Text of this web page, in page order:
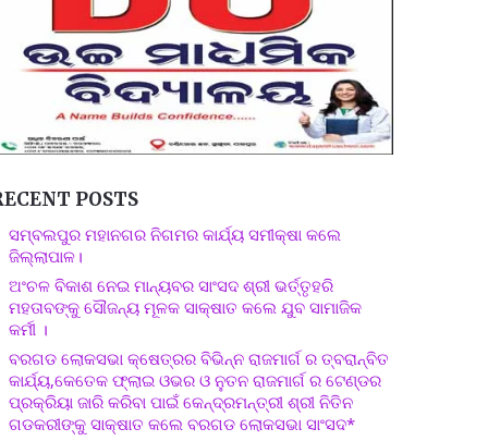
POSTS
ସମ୍ବଲପୁର ମହାନଗର ନିଗମର କାର୍ଯ୍ୟ ସମୀକ୍ଷା କଲେ
ଜିଲ୍ଲାପାଳ।
ଅଂଚଳ ବିକାଶ ନେଇ ମାନ୍ୟବର ସାଂସଦ ଶ୍ରୀ ଭର୍ତ୍ତୃହରି
ମହତାବଙ୍କୁ ସୌଜନ୍ୟ ମୂଳକ ସାକ୍ଷାତ କଲେ ଯୁବ ସାମାଜିକ
କର୍ମୀ ।
ବରଗଡ ଲୋକସଭା କ୍ଷେତ୍ରର ବିଭିନ୍ନ ରାଜମାର୍ଗ ର ତ୍ବରାନ୍ବିତ
କାର୍ଯ୍ୟ,କେତେକ ଫ୍ଲାଇ ଓଭର ଓ ନୁତନ ରାଜମାର୍ଗ ର ଟେଣ୍ଡର
ପ୍ରକ୍ରିୟା ଜାରି କରିବା ପାଇଁ କେନ୍ଦ୍ରମନ୍ତ୍ରୀ ଶ୍ରୀ ନିତିନ
ଗଡକରୀଙ୍କୁ ସାକ୍ଷାତ କଲେ ବରଗଡ ଲୋକସଭା ସାଂସଦ*